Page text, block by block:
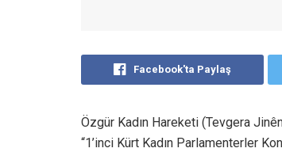
Facebook'ta Paylaş
Özgür Kadın Hareketi (Tevgera
“1’inci Kürt Kadın Parlamenterler